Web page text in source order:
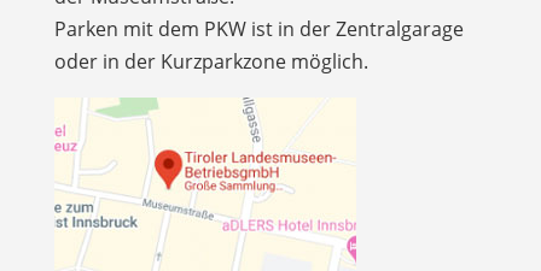
Parken mit dem PKW ist in der Zentralgarage
oder in der Kurzparkzone möglich.